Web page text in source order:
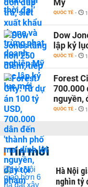
Mỹ
QUỐC TẾ -
Dow
lập kỷ
QUỐC TẾ -
Forest
700.000
nguyền,
QUỐC TẾ -
Tin mới
Hà Nội
nghìn tỷ